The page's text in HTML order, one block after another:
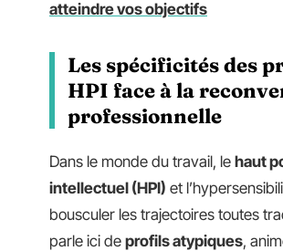
atteindre vos objectifs
Les spécificités des
HPI face à la
professionnelle
Dans le monde du travail, le haut
intellectuel (HPI) et
bousculer les trajectoires toutes
parle ici de profils atypiques,